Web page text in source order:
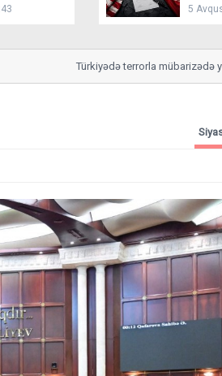
fasilə?
5
Türkiyədə terrorla mübarizədə yeni